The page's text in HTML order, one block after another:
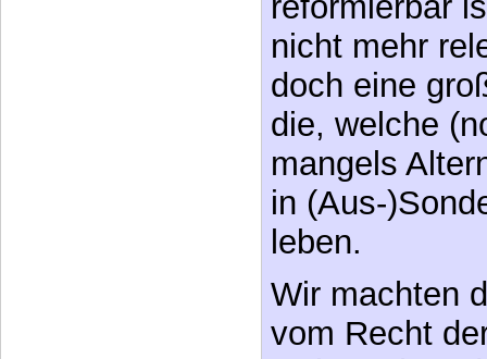
nicht mehr
doch eine
die, welche
mangels
in (Aus-
leben.
Wir machten
vom Recht